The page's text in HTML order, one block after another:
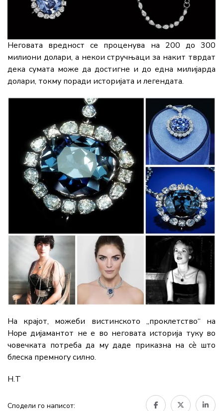
Неговата вредност се проценува на 200 до 300
милиони долари, а некои стручњаци за накит тврдат
дека сумата може да достигне и до една милијарда
долари, токму поради историјата и легендата.
На крајот, можеби вистинското „проклетство“ на
Hope дијамантот не е во неговата историја туку во
човечката потреба да му даде приказна на сè што
блеска премногу силно.
Н.Т
Сподели го написот: